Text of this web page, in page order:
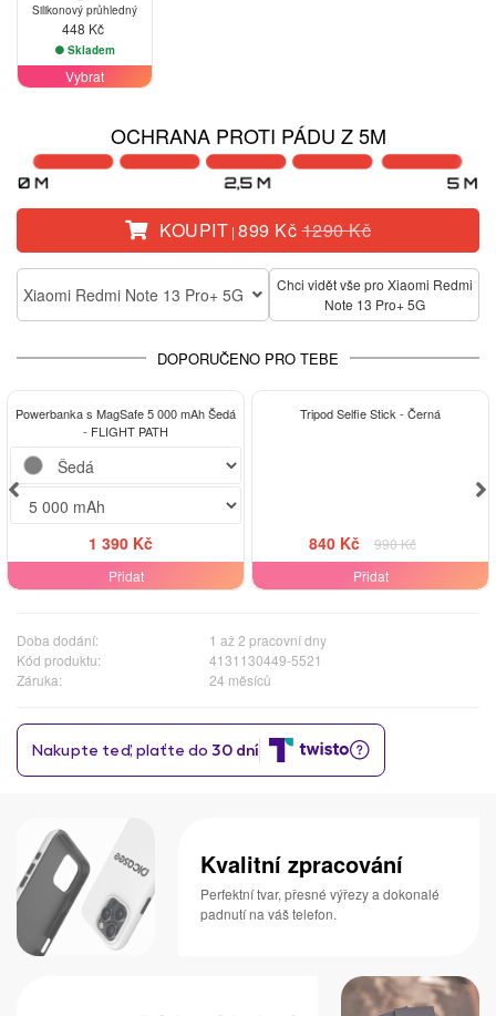
Silikonový průhledný
448 Kč
Skladem
Vybrat
OCHRANA PROTI PÁDU Z 5M
KOUPIT | 899 Kč1290 Kč
Xiaomi Redmi Note 13 Pro+ 5G
Chci vidět vše pro Xiaomi Redmi
Note 13 Pro+ 5G
DOPORUČENO PRO TEBE
Powerbanka s MagSafe 5 000 mAh Šedá
- FLIGHT PATH
1 390 Kč
Přidat
Tripod Selfie Stick - Černá
840 Kč
990 Kč
Přidat
Doba dodání:
1 až 2 pracovní dny
Kód produktu:
4131130449-5521
Záruka:
24 měsíců
Kvalitní zpracování
Perfektní tvar, přesné výřezy a dokonalé
padnutí na váš telefon.